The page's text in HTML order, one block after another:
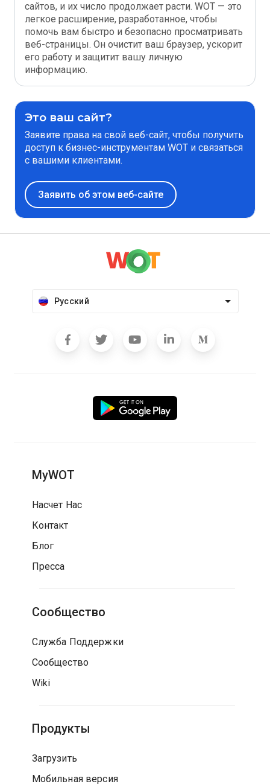
сайтов, и их число продолжает расти. WOT — это
легкое расширение, разработанное, чтобы
помочь вам быстро и безопасно просматривать
веб-страницы. Он очистит ваш браузер, ускорит
его работу и защитит вашу личную
информацию.
Это ваш сайт?
Заявите права на свой веб-сайт, чтобы получить
доступ к бизнес-инструментам WOT и связаться
с вашими клиентами.
Заявить об этом веб-сайте
Русский
MyWOT
Насчет Нас
Контакт
Блог
Пресса
Сообщество
Служба Поддержки
Сообщество
Wiki
Продукты
Загрузить
Мобильная версия